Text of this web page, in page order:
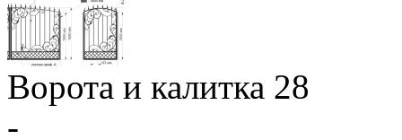
Ворота и калитка 28
-